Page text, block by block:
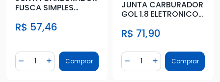
FUSCA SIMPLES
CHUVEIRINHO
R$ 57,46
Diminuir Quantidade
Quantidade
Adicionar Quantidade
Comprar
JUNTA CARBURADOR
GOL 1.8 ELETRONICO
R$ 71,90
Diminuir Quantidade
Quantidade
AdicionarComprar